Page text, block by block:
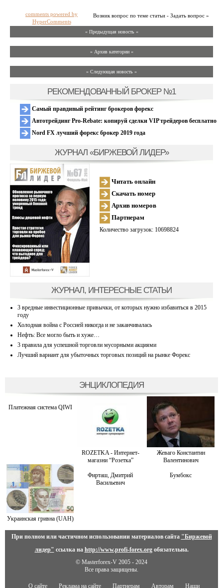
Возник вопрос по теме статьи - Задать вопрос »
comments powered by
HyperComments
« Предыдущая новость «
» Архив категории «
» Следующая новость »
РЕКОМЕНДОВАННЫЙ БРОКЕР №1
Самый правдивый рейтинг брокеров форекс
Автотрейдинг Pro-Rebate: копируй сделки VIP трейдеров бесплатно
Nord FX лучший форекс брокер 2019 года
ЖУРНАЛ «БИРЖЕВОЙ ЛИДЕР»
Читать онлайн
Скачать номер
Архив номеров
Партнерам
Количество загрузок: 10698824
ЖУРНАЛ, ИНТЕРЕСНЫЕ СТАТЬИ
3 вредные инвестиционные привычки, от которых нужно избавиться в 2015
году
Холодная война с Россией никогда и не заканчивалась
Нефть: Все могло быть и хуже…
3 правила для успешной торговли мусорными акциями
Лучший вариант для убыточных торговых позиций на рынке Форекс
ЭНЦИКЛОПЕДИЯ
Платежная система QIWI
ROZETKA - Интернет-
магазни “Розетка”
Жеваго Константин
Валентинович
Украинская гривна (UAH)
Фирташ, Дмитрий
Васильевич
Бумбокс
При полном или частичном использовании материалов сайта "Биржевой
лидер" ссылка на http://www.profi-forex.orgобязательна.
© Masterforex-V 2005 - 2024
Все права защищены.
О сайте Реклама на сайте Партнерам Авторам Наши